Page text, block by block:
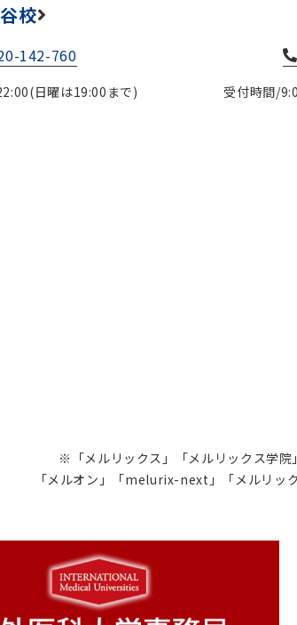
校
142-760
日曜は19:00まで) 受付時間/
※「メルリックス」「メルリックス学
「メルオン」「melurix-next」「メルリッ